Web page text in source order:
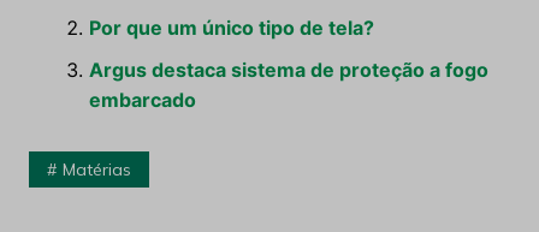
Por que um único tipo de tela?
Argus destaca sistema de proteção a fogo
embarcado
Matérias